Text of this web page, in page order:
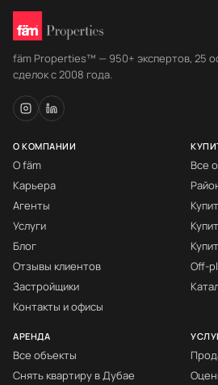
fäm Properties™ — 950+ экспертов, 25
сделок с 2008 года.
О КОМПАНИИ
О fäm
Карьера
Агенты
Услуги
Блог
Отзывы клиентов
Застройщики
Контакты и офисы
Все
Off-
АРЕНДА
Все объекты
Снять квартиру в Дубае